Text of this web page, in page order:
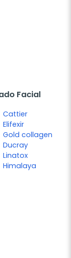
Facial
Cattier
Elifexir
Gold collagen
Ducray
Linatox
Himalaya